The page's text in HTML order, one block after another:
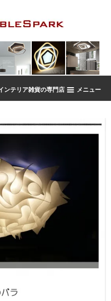
ンテリア雑貨の専門店 メニュー